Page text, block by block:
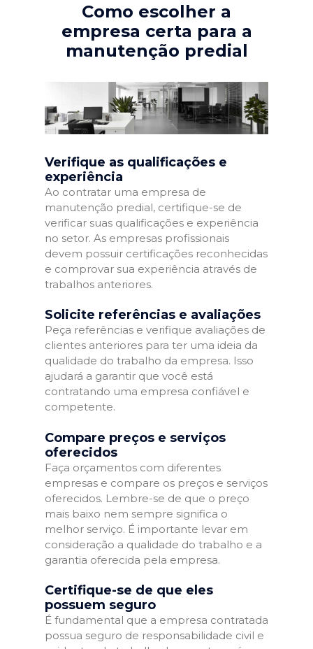
Como escolher a
empresa certa para a
manutenção predial
Verifique as qualificações e
experiência
Ao contratar uma empresa de
manutenção predial, certifique-se de
verificar suas qualificações e experiência
no setor. As empresas profissionais
devem possuir certificações reconhecidas
e comprovar sua experiência através de
trabalhos anteriores.
Solicite referências e avaliações
Peça referências e verifique avaliações de
clientes anteriores para ter uma ideia da
qualidade do trabalho da empresa. Isso
ajudará a garantir que você está
contratando uma empresa confiável e
competente.
Compare preços e serviços
oferecidos
Faça orçamentos com diferentes
empresas e compare os preços e serviços
oferecidos. Lembre-se de que o preço
mais baixo nem sempre significa o
melhor serviço. É importante levar em
consideração a qualidade do trabalho e a
garantia oferecida pela empresa.
Certifique-se de que eles
possuem seguro
É fundamental que a empresa contratada
possua seguro de responsabilidade civil e